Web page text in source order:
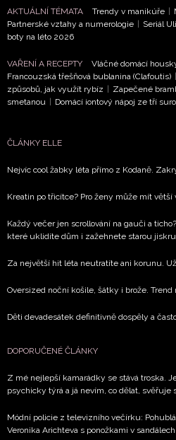
NEWSLETTER
Přihlášením k newsletteru
Vašimi údaji pracovat zejména
informace od našich
zpracováním údajů k tomuto
soukromí BurdaMedia Extra
AKTUÁLNÍ TÉMATA Trendy v manikúře
Partnerské vztahy a numerologie
Seriál
boty na léto 2026
VAŘENÍ A RECEPTY Vláčné domácí
Francouzská třešňová bublanina (Clafoutis)
způsobů, jak využít rybíz
Zapečené
smetanou
Domácí iontový nápoj ze tří
ČLÁNKY ELLE
Nejvíc cool žabky léta přímo z Kodaně.
Kreatin po třicítce? Pro ženy může mít
Každý večer jen scrollování na gauči a
které uklidíte dům i zažehnete starou jiskru
Za největší hit léta neutratíte ani korunu.
Oversized noční košile, šátky i brože. Trend
Děti devadesátek definitivně dospěly a
DOPORUČENÉ ČLÁNKY
Z mé nejlepší kamarádky se stává troska.
psychicky týrá a já nevím, co dělat, svěřuje
Módní policie z televizního večírku:
Veronika Arichteva s ponožkami v sandálech